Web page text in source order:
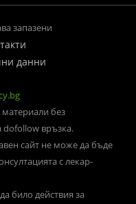
запазени
данни
без
dofollow връзка.
сайт не може да бъде
с лекар-
било действия за